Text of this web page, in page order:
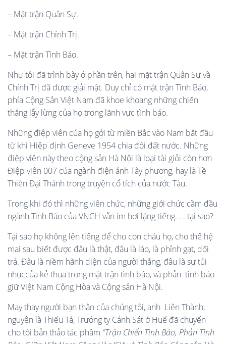
– Mặt trận Quân Sự.
– Mặt trận Chính Trị.
– Mặt trận Tình Báo.
Như tôi đã trình bày ở phần trên, hai mặt trận Quân Sự và
Chính Trị đã được giải mật. Duy chỉ có mặt trận Tình Báo,
phía Cộng Sản Việt Nam đã khoe khoang những chiến
thắng lẫy lừng của họ trong lãnh vực tình báo.
Những điệp viên của họ gởi từ miền Bắc vào Nam bắt đầu
từ khi Hiệp định Geneve 1954 chia đôi đất nước. Những
điệp viên này theo cộng sản Hà Nội là loại tài giỏi còn hơn
Điệp viên 007 của ngành điện ảnh Tây phương, hay là Tề
Thiên Đại Thánh trong truyện cổ tích của nước Tàu.
Trong khi đó thì những viên chức, những giới chức cầm đầu
ngành Tình Báo của VNCH vẫn im hơi lặng tiếng. . . tại sao?
Tại sao họ không lên tiếng để cho con cháu họ, cho thế hệ
mai sau biết được đâu là thật, đâu là láo, là phỉnh gạt, dối
trá. Đâu là niềm hãnh diện của người thắng, đâu là sự tủi
nhụccủa kẻ thua trong mặt trận tình báo, và phản tình báo
giữ Việt Nam Cộng Hòa và Cộng sản Hà Nội.
May thay người bạn thân của chúng tôi, anh Liên Thành,
nguyên là Thiếu Tá, Trưởng ty Cảnh Sát ở Huế đã chuyển
cho tôi bản thảo tác phầm “Trận Chiến Tình Báo, Phản Tình